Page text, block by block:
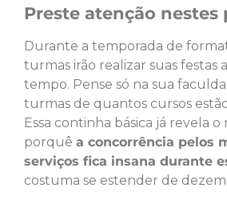
Preste atenção nestes
Durante a temporada de
turmas irão realizar suas festas
tempo. Pense só na sua
turmas de quantos cursos
Essa continha básica já revela
porquê a concorrência pelos
serviços fica insana durante
costuma se estender de